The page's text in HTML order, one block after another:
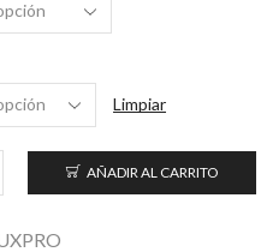
Limpiar
AÑADIR AL CARRITO